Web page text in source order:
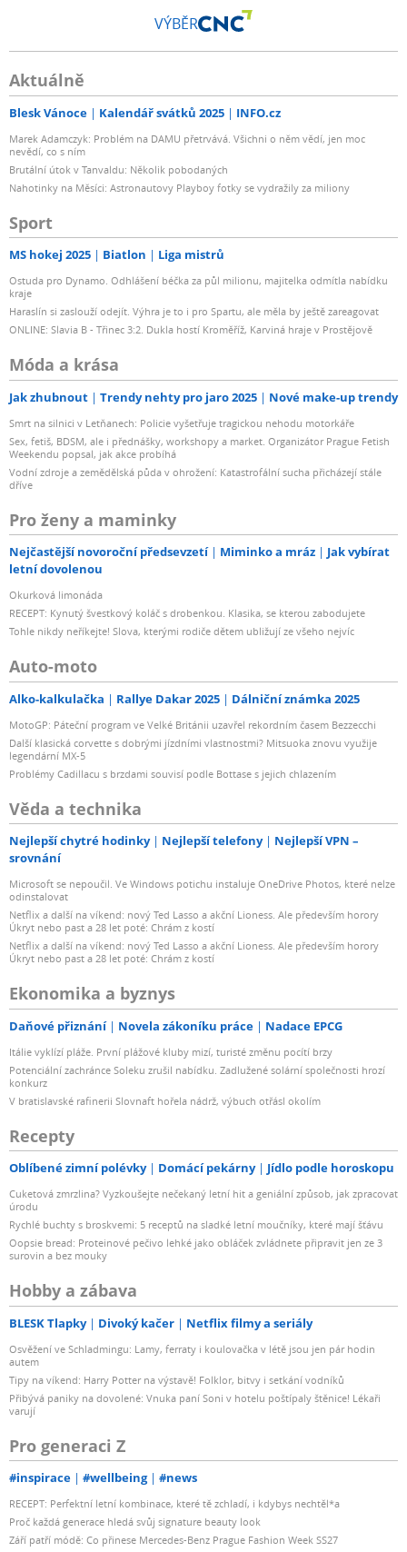
VÝBĚR
Aktuálně
Blesk Vánoce Kalendář svátků 2025 INFO.cz
Marek Adamczyk: Problém na DAMU přetrvává. Všichni o něm vědí, jen moc
nevědí, co s ním
Brutální útok v Tanvaldu: Několik pobodaných
Nahotinky na Měsíci: Astronautovy Playboy fotky se vydražily za miliony
Sport
MS hokej 2025 Biatlon Liga mistrů
Ostuda pro Dynamo. Odhlášení béčka za půl milionu, majitelka odmítla nabídku
kraje
Haraslín si zaslouží odejít. Výhra je to i pro Spartu, ale měla by ještě zareagovat
ONLINE: Slavia B - Třinec 3:2. Dukla hostí Kroměříž, Karviná hraje v Prostějově
Móda a krása
Jak zhubnout Trendy nehty pro jaro 2025 Nové make-up trendy
Smrt na silnici v Letňanech: Policie vyšetřuje tragickou nehodu motorkáře
Sex, fetiš, BDSM, ale i přednášky, workshopy a market. Organizátor Prague Fetish
Weekendu popsal, jak akce probíhá
Vodní zdroje a zemědělská půda v ohrožení: Katastrofální sucha přicházejí stále
dříve
Pro ženy a maminky
Nejčastější novoroční předsevzetí Miminko a mráz
Jak vybírat
letní dovolenou
Okurková limonáda
RECEPT: Kynutý švestkový koláč s drobenkou. Klasika, se kterou zabodujete
Tohle nikdy neříkejte! Slova, kterými rodiče dětem ubližují ze všeho nejvíc
Auto-moto
Alko-kalkulačka Rallye Dakar 2025 Dálniční známka 2025
MotoGP: Páteční program ve Velké Británii uzavřel rekordním časem Bezzecchi
Další klasická corvette s dobrými jízdními vlastnostmi? Mitsuoka znovu využije
legendární MX-5
Problémy Cadillacu s brzdami souvisí podle Bottase s jejich chlazením
Věda a technika
Nejlepší chytré hodinky Nejlepší telefony
Nejlepší VPN –
srovnání
Microsoft se nepoučil. Ve Windows potichu instaluje OneDrive Photos, které nelze
odinstalovat
Netflix a další na víkend: nový Ted Lasso a akční Lioness. Ale především horory
Úkryt nebo past a 28 let poté: Chrám z kostí
Netflix a další na víkend: nový Ted Lasso a akční Lioness. Ale především horory
Úkryt nebo past a 28 let poté: Chrám z kostí
Ekonomika a byznys
Daňové přiznání Novela zákoníku práce Nadace EPCG
Itálie vyklízí pláže. První plážové kluby mizí, turisté změnu pocítí brzy
Potenciální zachránce Soleku zrušil nabídku. Zadlužené solární společnosti hrozí
konkurz
V bratislavské rafinerii Slovnaft hořela nádrž, výbuch otřásl okolím
Recepty
Oblíbené zimní polévky Domácí pekárny Jídlo podle horoskopu
Cuketová zmrzlina? Vyzkoušejte nečekaný letní hit a geniální způsob, jak zpracovat
úrodu
Rychlé buchty s broskvemi: 5 receptů na sladké letní moučníky, které mají šťávu
Oopsie bread: Proteinové pečivo lehké jako obláček zvládnete připravit jen ze 3
surovin a bez mouky
Hobby a zábava
BLESK Tlapky Divoký kačer Netflix filmy a seriály
Osvěžení ve Schladmingu: Lamy, ferraty i koulovačka v létě jsou jen pár hodin
autem
Tipy na víkend: Harry Potter na výstavě! Folklor, bitvy i setkání vodníků
Přibývá paniky na dovolené: Vnuka paní Soni v hotelu poštípaly štěnice! Lékaři
varují
Pro generaci Z
#inspirace #wellbeing #news
RECEPT: Perfektní letní kombinace, které tě zchladí, i kdybys nechtěl*a
Proč každá generace hledá svůj signature beauty look
Září patří módě: Co přinese Mercedes-Benz Prague Fashion Week SS27